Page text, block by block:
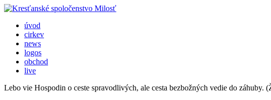
úvod
cirkev
news
logos
obchod
live
Lebo vie Hospodin o ceste spravodlivých, ale cesta bezbožných vedie do záhuby.